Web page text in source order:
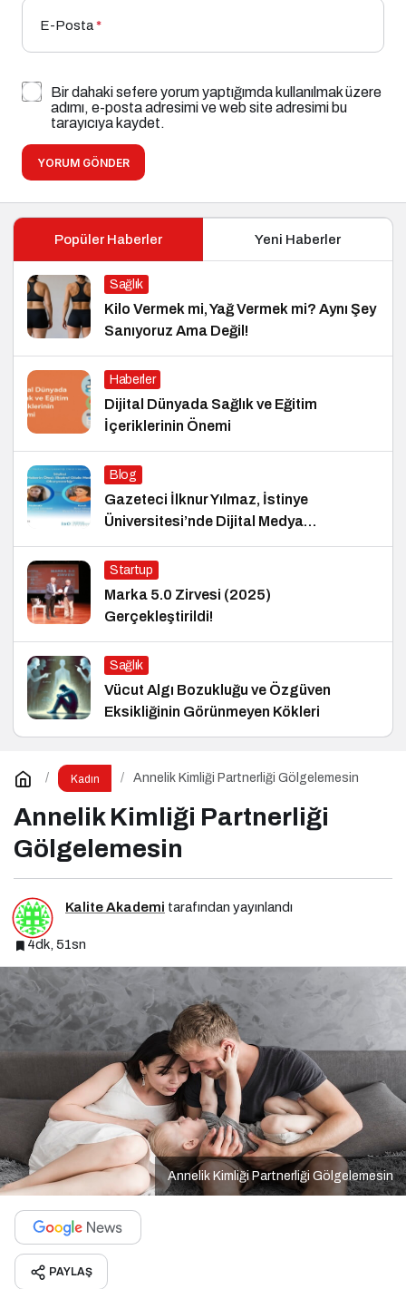
E-Posta*
Bir dahaki sefere yorum yaptığımda kullanılmak üzere
adımı, e-posta adresimi ve web site adresimi bu
tarayıcıya kaydet.
YORUM GÖNDER
Popüler Haberler Yeni Haberler
Sağlık
Kilo Vermek mi, Yağ Vermek mi? Aynı Şey
Sanıyoruz Ama Değil!
Haberler
Dijital Dünyada Sağlık ve Eğitim
İçeriklerinin Önemi
Blog
Gazeteci İlknur Yılmaz, İstinye
Üniversitesi’nde Dijital Medya
Okuryazarlığı Dersinin Konuğu Oldu
Startup
Marka 5.0 Zirvesi (2025)
Gerçekleştirildi!
Sağlık
Vücut Algı Bozukluğu ve Özgüven
Eksikliğinin Görünmeyen Kökleri
Kadın Annelik Kimliği Partnerliği Gölgelemesin
Annelik Kimliği Partnerliği
Gölgelemesin
Kalite Akademi tarafından yayınlandı
4dk, 51sn
Annelik Kimliği Partnerliği Gölgelemesin
PAYLAŞ